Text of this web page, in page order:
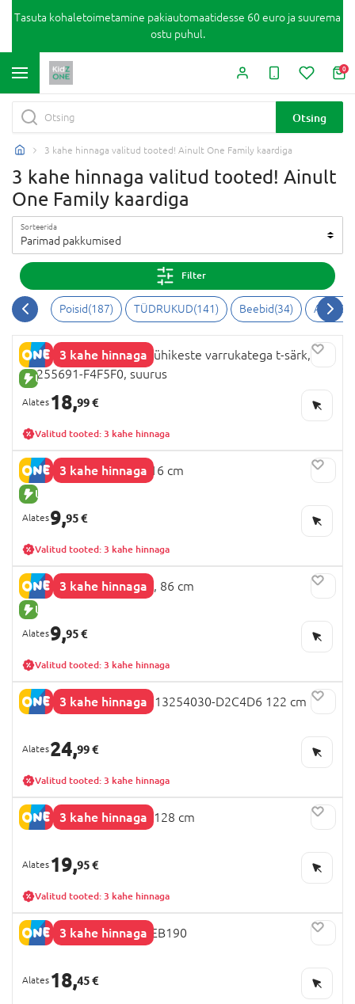
Tasuta kohaletoimetamine pakiautomaatidesse 60 euro ja suurema
ostu puhul.
0
Otsing
3 kahe hinnaga valitud tooted! Ainult One Family kaardiga
3 kahe hinnaga valitud tooted! Ainult
One Family kaardiga
Sorteerida
Parimad pakkumised
Filter
Poisid(187) TÜDRUKUD(141) Beebid(34)
3 kahe hinnaga
UUS TOODE
NAME IT PAW PATROL lühikeste varrukatega t-särk,
13255691-F4F5F0, suurus
18,99 €
Valitud tooted: 3 kahe hinnaga
3 kahe hinnaga
UUS TOODE
NEXT pluus, V41390, 116 cm
9,95 €
Valitud tooted: 3 kahe hinnaga
3 kahe hinnaga
UUS TOODE
NEXT retuusid, G76879, 86 cm
9,95 €
Valitud tooted: 3 kahe hinnaga
3 kahe hinnaga
NAME IT FROZEN kleit, 13254030-D2C4D6 122 cm
24,99 €
Valitud tooted: 3 kahe hinnaga
3 kahe hinnaga
NEXT püksid, AW4719, 128 cm
19,95 €
Valitud tooted: 3 kahe hinnaga
3 kahe hinnaga
MOTHERCARE püksid, EB190
18,45 €